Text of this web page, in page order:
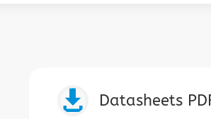
 Datasheets